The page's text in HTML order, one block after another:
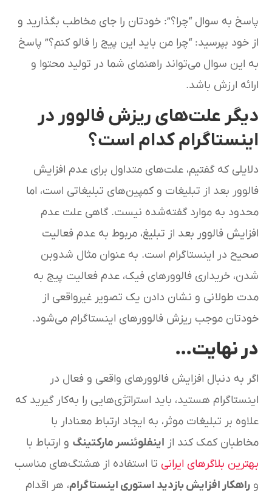
پاسخ به سوال “چرا؟”: خودتان را جای مخاطب بگذارید و
از خود بپرسید: “چرا من باید این پیج را فالو کنم؟” پاسخ
به این سوال می‌تواند راهنمای شما در تولید محتوا و
ارائه ارزش باشد.
دیگر علت‌های ریزش فالوور در
اینستاگرام کدام است؟
دلایلی که گفتیم، علت‌های متداول برای عدم افزایش
فالوور بعد از تبلیغات و کمپین‌های تبلیغاتی است، اما
محدود به موارد گفته‌شده نیست. گاهی علت عدم
افزایش فالوور بعد از تبلیغ، مربوط به عدم فعالیت
صحیح در اینستاگرام است. به عنوان مثال شدوبن
شدن، خریداری فالوور‌های فیک، عدم فعالیت پیج به
مدت طولانی و نشان دادن یک تصویر غیرواقعی از
خودتان موجب ریزش فالوورهای اینستاگرام می‌شود.
در نهایت…
اگر به دنبال افزایش فالوورهای واقعی و فعال در
اینستاگرام هستید، باید استراتژی‌هایی را به‌کار گیرید که
علاوه بر تبلیغات موثر، به ایجاد ارتباط معنادار با
مخاطبان کمک کند از اینفلوئنسر مارکتینگ و ارتباط با
بهترین بلاگرهای ایرانی تا استفاده از هشتگ‌های مناسب
وراهکار افزایش بازدید استوری اینستاگرام، هر اقدام